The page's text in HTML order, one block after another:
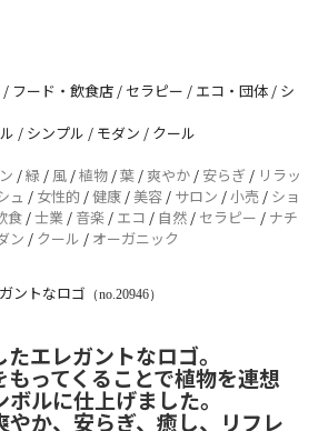
/ フード・飲食店 / セラピー / エコ・団体 / シ
/ シンプル / モダン / クール
/緑 / 風 /植物 /葉 /爽やか / 安らぎ / リラッ
ュ / 女性的 /健康 /美容 / サロン /小売 / ショ
食 /士業 / 音楽 / エコ / 自然 / セラピー / ナチ
ン / クール / オーガニック
ントなロゴ （no.20946）
エレガントなロゴ。
ってくることで植物を連想
ルに仕上げました。
やか、安らぎ、癒し、リフレ